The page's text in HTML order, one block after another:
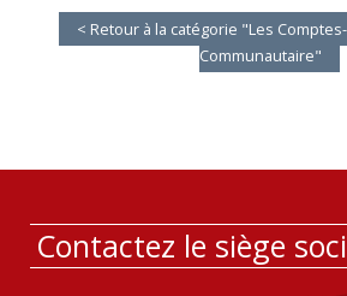
< Retour à la catégorie "Les
Communautaire"
Contactez le siège